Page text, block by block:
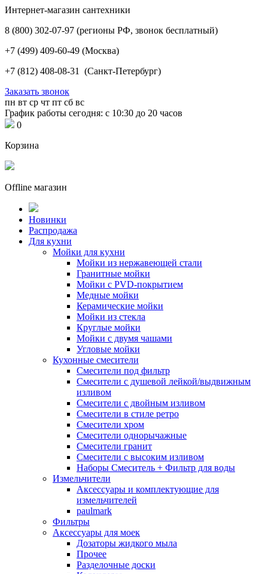
Интернет-магазин сантехники
8 (800) 302-07-97 (регионы РФ, звонок бесплатный)
+7 (499) 409-60-49 (Москва)
+7 (812) 408-08-31 (Санкт-Петербург)
Заказать звонок
пн вт ср чт пт сб вс
График работы сегодня: с 10:30 до 20 часов
0
Корзина
Offline магазин
Новинки
Распродажа
Для кухни
Мойки для кухни
Мойки из нержавеющей стали
Гранитные мойки
Мойки с PVD-покрытием
Медные мойки
Керамические мойки
Мойки из стекла
Круглые мойки
Мойки с двумя чашами
Угловые мойки
Кухонные смесители
Смесители под фильтр
Смесители с душевой лейкой/выдвижным
изливом
Смесители с двойным изливом
Смесители в стиле ретро
Смесители хром
Смесители однорычажные
Смесители гранит
Смесители с высоким изливом
Наборы Смеситель + Фильтр для воды
Измельчители
Аксессуары и комплектующие для
измельчителей
paulmark
Фильтры
Аксессуары для моек
Дозаторы жидкого мыла
Прочее
Разделочные доски